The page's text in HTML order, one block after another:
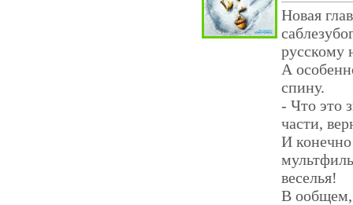
Новая
русскому
А
спину.
- Что это
части,
И
веселья!
В ообщем,